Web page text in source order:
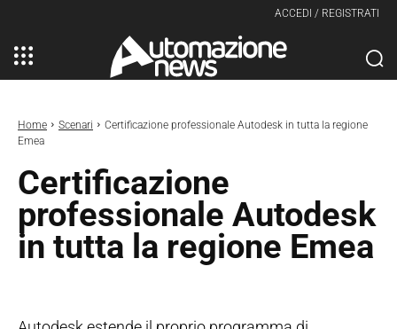
ACCEDI / REGISTRATI
Home Scenari
Certificazione professionale Autodesk in tutta la regione
Emea
Certificazione
professionale Autodesk
in tutta la regione Emea